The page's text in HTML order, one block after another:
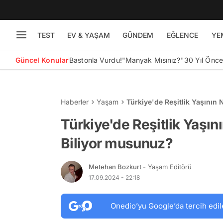
TEST EV & YAŞAM GÜNDEM EĞLENCE
Güncel KonularBastonla Vurdu!"Manyak Mısınız?"30 Yıl
Haberler Yaşam Türkiye'de Reşitlik
Türkiye'de Reşitlik
Biliyor musunuz?
Metehan Bozkurt - Yaşam Editörü
17.09.2024 - 22:18
Onedio’yu Google’da tercih